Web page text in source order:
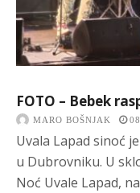
FOTO – Bebek
MARO BOŠNJAK
Uvala Lapad sinoć
u Dubrovniku. U
Noć Uvale Lapad,